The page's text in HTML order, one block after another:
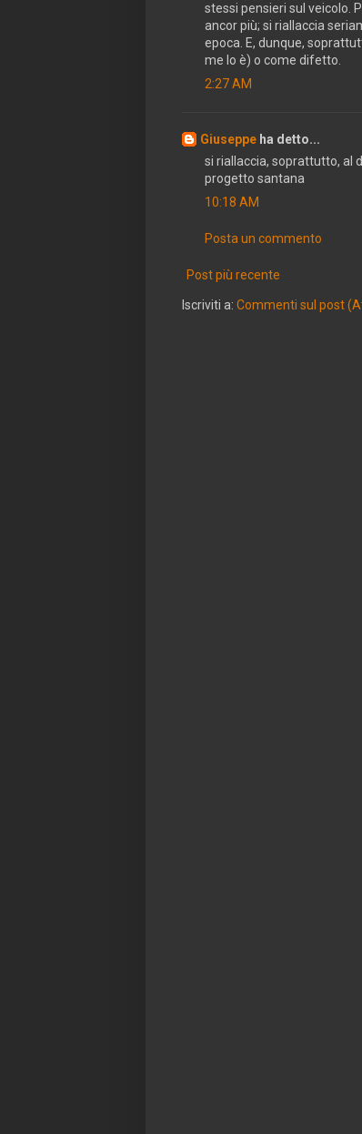
stessi pensieri sul veicolo.
ancor più; si riallaccia
epoca. E, dunque,
me lo è) o come difetto.
2:27 AM
Giuseppe ha detto...
si riallaccia, soprattutto, al
progetto santana
10:18 AM
Posta un commento
Post più recente
Iscriviti a: Commenti sul post